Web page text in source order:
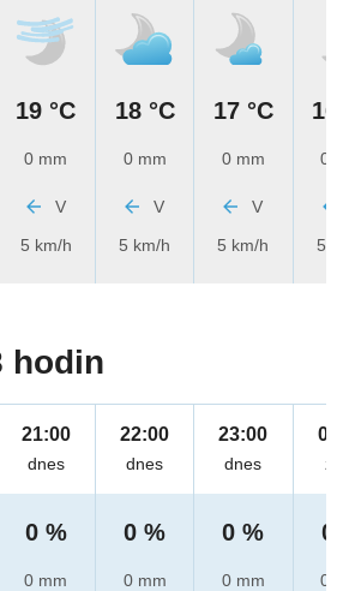
19 °C
0 mm
V
5 km/h
18 °C
0 mm
V
5 km/h
17 °C
0 mm
V
5 km/h
16 °C
0 mm
5 km/h
hodin
21:00
dnes
0 %
0 mm
22:00
dnes
0 %
0 mm
23:00
dnes
0 %
0 mm
00:00
zítra
0 %
0 mm